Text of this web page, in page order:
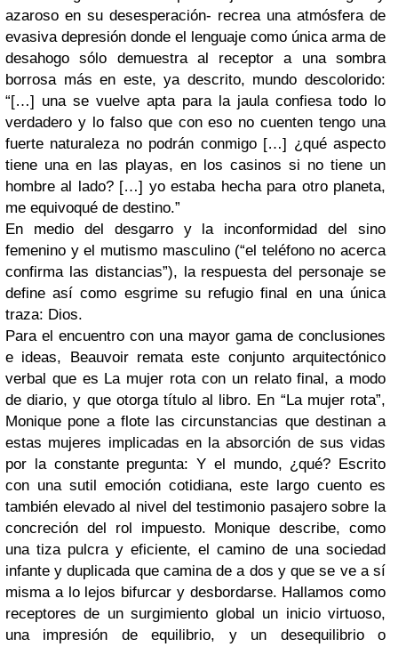
azaroso en su desesperación- recrea una atmósfera de
evasiva depresión donde el lenguaje como única arma de
desahogo sólo demuestra al receptor a una sombra
borrosa más en este, ya descrito, mundo descolorido:
“[…] una se vuelve apta para la jaula confiesa todo lo
verdadero y lo falso que con eso no cuenten tengo una
fuerte naturaleza no podrán conmigo […] ¿qué aspecto
tiene una en las playas, en los casinos si no tiene un
hombre al lado? […] yo estaba hecha para otro planeta,
me equivoqué de destino.”
En medio del desgarro y la inconformidad del sino
femenino y el mutismo masculino (“el teléfono no acerca
confirma las distancias”), la respuesta del personaje se
define así como esgrime su refugio final en una única
traza: Dios.
Para el encuentro con una mayor gama de conclusiones
e ideas, Beauvoir remata este conjunto arquitectónico
verbal que es La mujer rota con un relato final, a modo
de diario, y que otorga título al libro. En “La mujer rota”,
Monique pone a flote las circunstancias que destinan a
estas mujeres implicadas en la absorción de sus vidas
por la constante pregunta: Y el mundo, ¿qué? Escrito
con una sutil emoción cotidiana, este largo cuento es
también elevado al nivel del testimonio pasajero sobre la
concreción del rol impuesto. Monique describe, como
una tiza pulcra y eficiente, el camino de una sociedad
infante y duplicada que camina de a dos y que se ve a sí
misma a lo lejos bifurcar y desbordarse. Hallamos como
receptores de un surgimiento global un inicio virtuoso,
una impresión de equilibrio, y un desequilibrio o